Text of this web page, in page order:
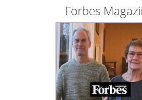
Forbes